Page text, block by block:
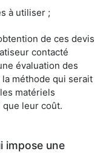
à utiliser ;
de ces devis
contacté
évaluation des
méthode qui serait
matériels
leur coût.
impose une